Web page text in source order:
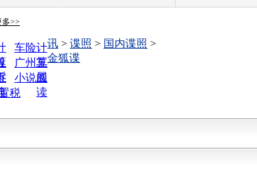
多>>
车险计
算
广州车
展
小说阅
读
讯 > 谍照 > 国内谍照 >
金狐谍
税